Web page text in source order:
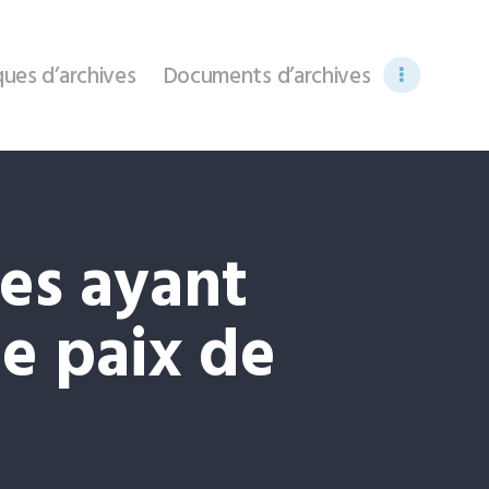
d’archives Documents d’archives
ayant
paix de